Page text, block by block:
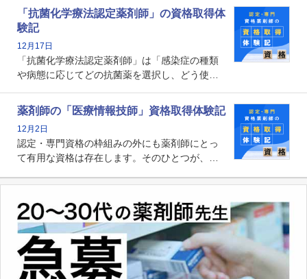
関する資格として、2009年に発足しました。薬
剤師の専門性を活かして高度化するがん医療に
貢献する姿は、今も病院薬剤師にとって一目置
かれる存在です。
「抗菌化学療法認定薬剤師」の資格取得体
験記
12月17日
「抗菌化学療法認定薬剤師」は「感染症の種類
や病態に応じてどの抗菌薬を選択し、どう使っ
る薬剤師です。現在、感染防止対策加算の施設
基準に専任の薬剤師配置が挙げられており、今
後は感染症領域で薬剤師に、より多くの役割が
求められる可能性もあります。
薬剤師の「医療情報技師」資格取得体験記
12月2日
認定・専門資格の枠組みの外にも薬剤師にとっ
て有用な資格は存在します。そのひとつが、
査データ、投薬歴など非常に多岐にわたる医療
データを利活用し、またシステム管理できるこ
とは、病院薬剤師を中心に大きな武器になりま
す。